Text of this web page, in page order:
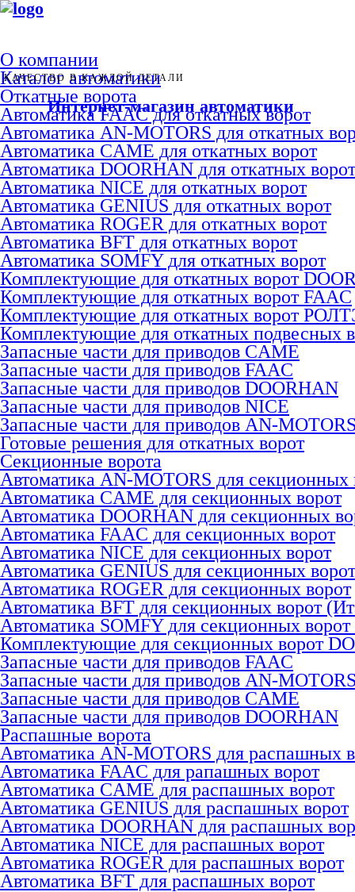
Интернет-магазин автоматики
КАЧЕСТВО В КАЖДОЙ ДЕТАЛИ
О компании
Каталог автоматики
Откатные ворота
Автоматика FAAC для откатных ворот
Автоматика AN-MOTORS для откатных
Автоматика CAME для откатных ворот
Автоматика DOORHAN для откатных ворот
Автоматика NICE для откатных ворот
Автоматика GENIUS для откатных ворот
Автоматика ROGER для откатных ворот
Автоматика BFT для откатных ворот
Автоматика SOMFY для откатных ворот
Комплектующие для откатных ворот
Комплектующие для откатных ворот FAAC
Комплектующие для откатных ворот
Комплектующие для откатных подвесных
Запасные части для приводов CAME
Запасные части для приводов FAAC
Запасные части для приводов DOORHAN
Запасные части для приводов NICE
Запасные части для приводов AN-
Готовые решения для откатных ворот
Секционные ворота
Автоматика AN-MOTORS для секционных
Автоматика CAME для секционных ворот
Автоматика DOORHAN для секционных
Автоматика FAAC для секционных ворот
Автоматика NICE для секционных ворот
Автоматика GENIUS для секционных ворот
Автоматика ROGER для секционных ворот
Автоматика BFT для секционных ворот
Автоматика SOMFY для секционных
Комплектующие для секционных ворот
Запасные части для приводов FAAC
Запасные части для приводов AN-
Запасные части для приводов CAME
Запасные части для приводов DOORHAN
Распашные ворота
Автоматика AN-MOTORS для распашных
Автоматика FAAC для рапашных ворот
Автоматика CAME для раcпашных ворот
Автоматика GENIUS для раcпашных ворот
Автоматика DOORHAN для раcпашных
Автоматика NICE для раcпашных ворот
Автоматика ROGER для раcпашных ворот
Автоматика BFT для раcпашных ворот